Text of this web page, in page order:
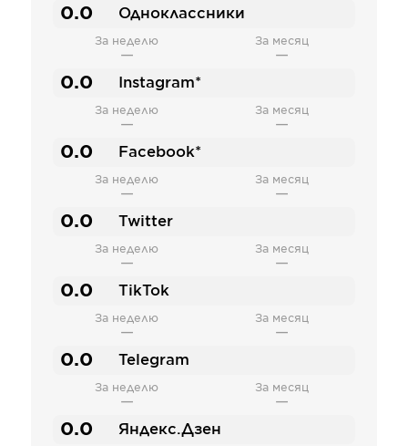
0.0 Одноклассники
За неделю
—
За месяц
—
0.0 Instagram*
За неделю
—
За месяц
—
0.0 Facebook*
За неделю
—
За месяц
—
0.0 Twitter
За неделю
—
За месяц
—
0.0 TikTok
За неделю
—
За месяц
—
0.0 Telegram
За неделю
—
За месяц
—
0.0 Яндекс.Дзен